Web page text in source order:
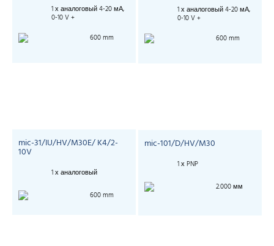
1 х аналоговый 4-20 мА,
0-10 V +
600 mm
1 х аналоговый 4-20 мА,
0-10 V +
600 mm
mic-31/IU/HV/M30E/ K4/2-
10V
1 х аналоговый
600 mm
mic-101/D/HV/M30
1 х PNP
2.000 мм